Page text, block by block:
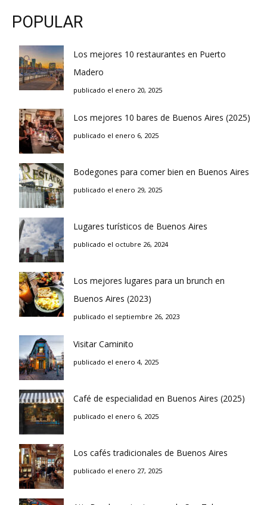
POPULAR
Los mejores 10 restaurantes en Puerto
Madero
publicado el enero 20, 2025
Los mejores 10 bares de Buenos Aires (2025)
publicado el enero 6, 2025
Bodegones para comer bien en Buenos Aires
publicado el enero 29, 2025
Lugares turísticos de Buenos Aires
publicado el octubre 26, 2024
Los mejores lugares para un brunch en
Buenos Aires (2023)
publicado el septiembre 26, 2023
Visitar Caminito
publicado el enero 4, 2025
Café de especialidad en Buenos Aires (2025)
publicado el enero 6, 2025
Los cafés tradicionales de Buenos Aires
publicado el enero 27, 2025